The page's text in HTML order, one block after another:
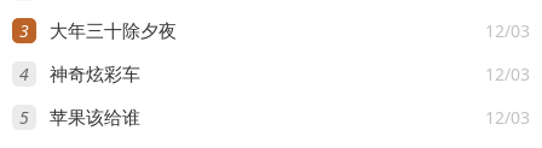
3 12/03
大年三十除夕夜
4 12/03
神奇炫彩车
5 12/03
苹果该给谁